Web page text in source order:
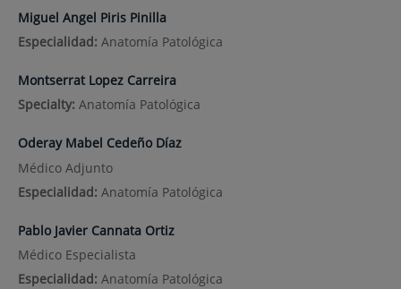
Miguel Angel Piris Pinilla
Especialidad: Anatomía Patológica
Montserrat Lopez Carreira
Specialty: Anatomía Patológica
Oderay Mabel Cedeño Díaz
Médico Adjunto
Especialidad: Anatomía Patológica
Pablo Javier Cannata Ortiz
Médico Especialista
Especialidad: Anatomía Patológica